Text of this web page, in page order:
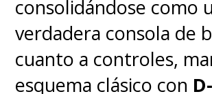
consolidándose como
verdadera consola de
cuanto a controles,
esquema clásico con